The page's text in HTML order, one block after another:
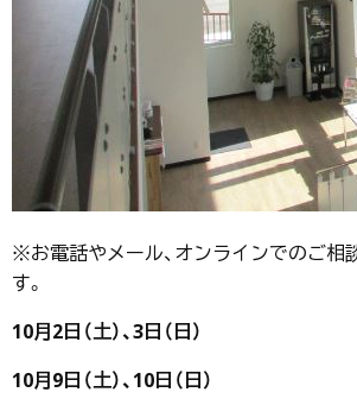
※お電話やメール、オンラインでのご相
す。
10月2日（土）、3日（日）
10月9日（土）、10日（日）